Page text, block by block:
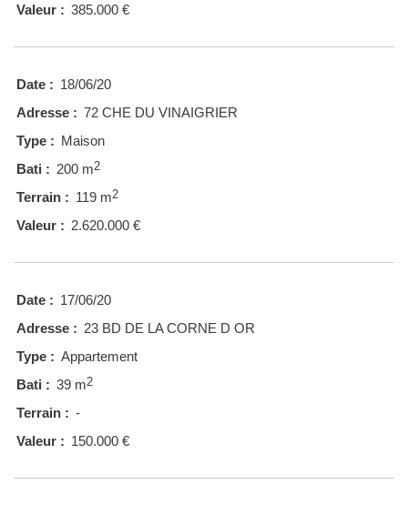
Valeur : 385.000 €
Date : 18/06/20
Adresse : 72 CHE DU VINAIGRIER
Type : Maison
Bati : 200 m2
Terrain : 119 m2
Valeur : 2.620.000 €
Date : 17/06/20
Adresse : 23 BD DE LA CORNE D OR
Type : Appartement
Bati : 39 m2
Terrain : -
Valeur : 150.000 €